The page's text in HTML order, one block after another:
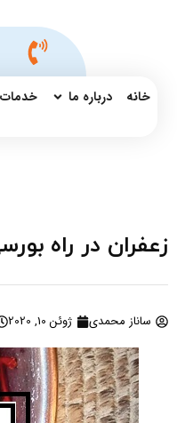
خانه درباره ما
زعفران در راه
ساناز محمدی ژوئن 10, 2020